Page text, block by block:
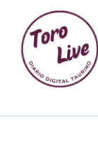
contenido